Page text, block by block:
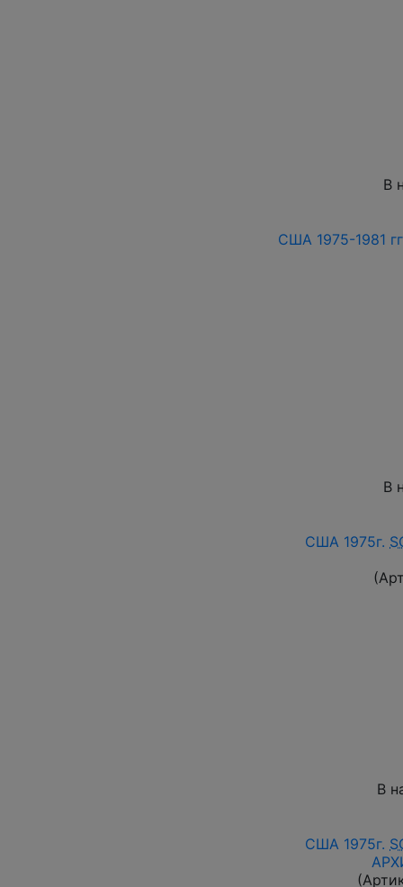
В
США 1975-1981
В
США 1975г.
В
США 1975г.